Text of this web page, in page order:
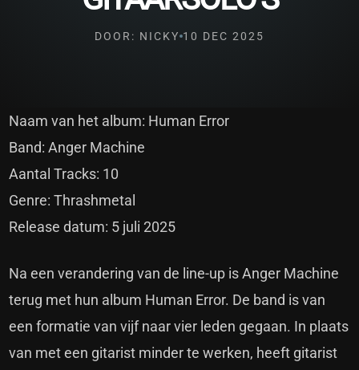
DOOR: NICKY 10 DEC 2025
Naam van het album: Human Error
Band: Anger Machine
Aantal Tracks: 10
Genre: Thrashmetal
Release datum: 5 juli 2025
Na een verandering van de line-up is Anger Machine
terug met hun album Human Error. De band is van
een formatie van vijf naar vier leden gegaan. In plaats
van met een gitarist minder te werken, heeft gitarist